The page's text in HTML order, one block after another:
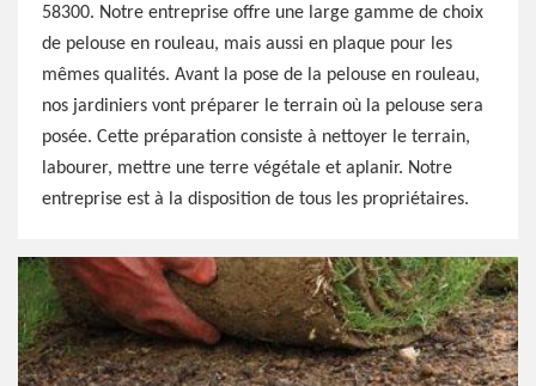
58300. Notre entreprise offre une large gamme de choix
de pelouse en rouleau, mais aussi en plaque pour les
mêmes qualités. Avant la pose de la pelouse en rouleau,
nos jardiniers vont préparer le terrain où la pelouse sera
posée. Cette préparation consiste à nettoyer le terrain,
labourer, mettre une terre végétale et aplanir. Notre
entreprise est à la disposition de tous les propriétaires.